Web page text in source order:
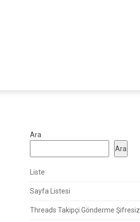
Ara
Ara
Liste
Sayfa Listesi
Threads Takipçi Gönderme Şifresiz